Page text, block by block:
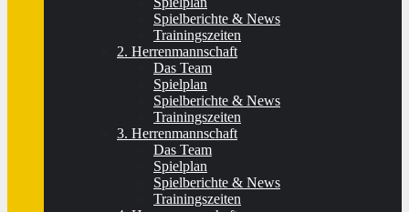
Spielberichte & News
Trainingszeiten
2. Herrenmannschaft
Das Team
Spielplan
Spielberichte & News
Trainingszeiten
3. Herrenmannschaft
Das Team
Spielplan
Spielberichte & News
Trainingszeiten